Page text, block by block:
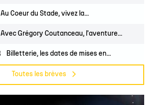
Au Coeur du Stade, vivez la...
Avec Grégory Coutanceau, l'aventure...
Billetterie, les dates de mises en...
Toutes les brèves